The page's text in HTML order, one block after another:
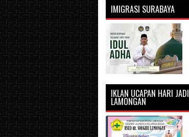
IMIGRASI SURABAYA
IKLAN UCAPAN HARI JADI
LAMONGAN